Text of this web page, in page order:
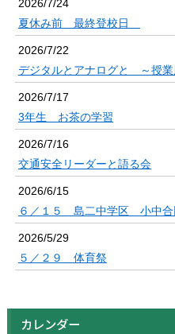
2026/7/24
夏休み前 最終登校日
2026/7/22
デジタルとアナログと ～授業
2026/7/17
3年生 お茶の学習
2026/7/16
交通安全リーダーと語る会
2026/6/15
６／１５ 島二中学区 小中
2026/5/29
５／２９ 体育祭
カレンダー